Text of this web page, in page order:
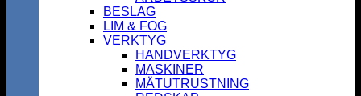
BESLAG
LIM & FOG
VERKTYG
HANDVERKTYG
MASKINER
MÄTUTRUSTNING